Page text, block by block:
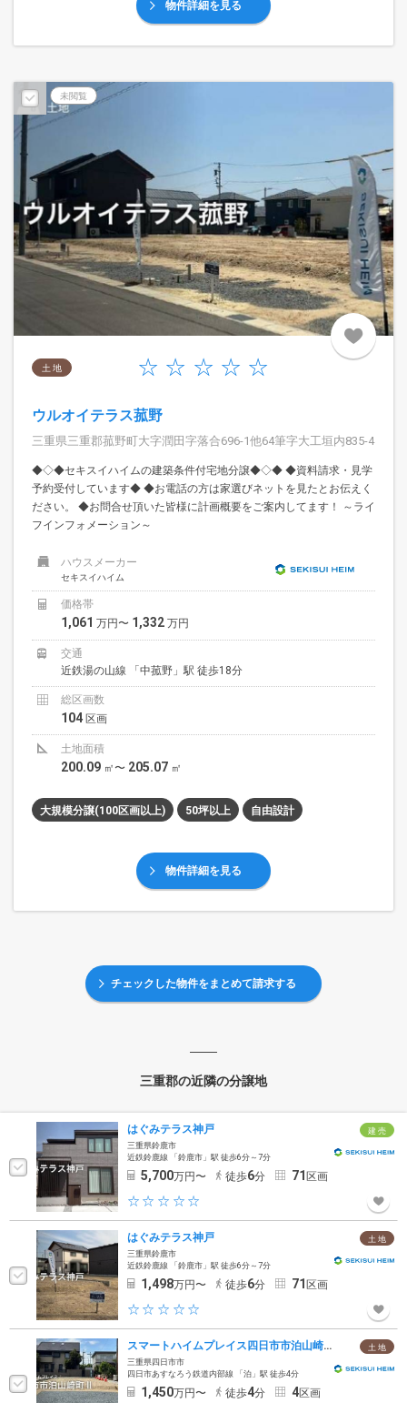
物件詳細を見る
未閲覧
土 地
ウルオイテラス菰野
三重県三重郡菰野町大字潤田字落合696-1他64筆字大工垣内835-4
◆◇◆セキスイハイムの建築条件付宅地分譲◆◇◆ ◆資料請求・見学
予約受付しています◆ ◆お電話の方は家選びネットを見たとお伝えく
ださい。 ◆お問合せ頂いた皆様に計画概要をご案内してます！ ～ライ
フインフォメーション～
ハウスメーカー
セキスイハイム
価格帯
1,061 万円〜 1,332 万円
交通
近鉄湯の山線 「中菰野」駅 徒歩18分
総区画数
104 区画
土地面積
200.09 ㎡〜 205.07 ㎡
大規模分譲(100区画以上) 50坪以上 自由設計
物件詳細を見る
チェックした物件をまとめて請求する
三重郡の近隣の分譲地
建 売
はぐみテラス神戸
三重県鈴鹿市
近鉄鈴鹿線 「鈴鹿市」駅 徒歩6分～7分
5,700万円〜 徒歩6分 71 区画
土 地
はぐみテラス神戸
三重県鈴鹿市
近鉄鈴鹿線 「鈴鹿市」駅 徒歩6分～7分
1,498万円〜 徒歩6分 71 区画
土 地
スマートハイムプレイス四日市市泊山崎町II
三重県四日市市
四日市あすなろう鉄道内部線 「泊」駅 徒歩4分
1,450万円〜 徒歩4分 4区画